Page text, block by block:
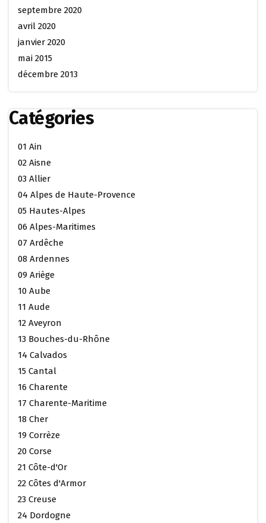
septembre 2020
avril 2020
janvier 2020
mai 2015
décembre 2013
Catégories
01 Ain
02 Aisne
03 Allier
04 Alpes de Haute-Provence
05 Hautes-Alpes
06 Alpes-Maritimes
07 Ardêche
08 Ardennes
09 Ariège
10 Aube
11 Aude
12 Aveyron
13 Bouches-du-Rhône
14 Calvados
15 Cantal
16 Charente
17 Charente-Maritime
18 Cher
19 Corrèze
20 Corse
21 Côte-d'Or
22 Côtes d'Armor
23 Creuse
24 Dordogne